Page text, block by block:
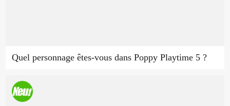
Quel personnage êtes-vous dans Poppy Playtime 5 ?